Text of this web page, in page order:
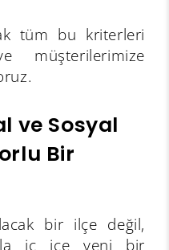
tüm bu kriterleri
müşterilerimize
ve Sosyal
Bir
bir ilçe değil,
iç içe yeni bir